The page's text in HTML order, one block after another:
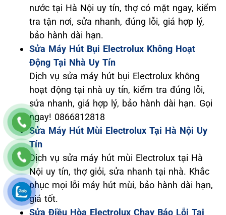
nước tại Hà Nội uy tín, thợ có mặt ngay, kiểm
tra tận nơi, sửa nhanh, đúng lỗi, giá hợp lý,
bảo hành dài hạn.
Sửa Máy Hút Bụi Electrolux Không Hoạt
Động Tại Nhà Uy Tín
Dịch vụ sửa máy hút bụi Electrolux không
hoạt động tại nhà uy tín, kiểm tra đúng lỗi,
sửa nhanh, giá hợp lý, bảo hành dài hạn. Gọi
ngay! 0866812818
Sửa Máy Hút Mùi Electrolux Tại Hà Nội Uy
Tín
Dịch vụ sửa máy hút mùi Electrolux tại Hà
Nội uy tín, thợ giỏi, sửa nhanh tại nhà. Khắc
phục mọi lỗi máy hút mùi, bảo hành dài hạn,
giá tốt.
Sửa Điều Hòa Electrolux Chạy Báo Lỗi Tại